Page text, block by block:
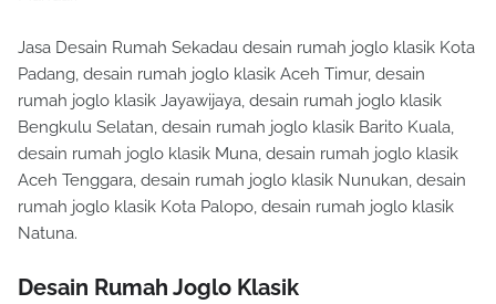
Jasa Desain Rumah Sekadau desain rumah joglo klasik Kota
Padang, desain rumah joglo klasik Aceh Timur, desain
rumah joglo klasik Jayawijaya, desain rumah joglo klasik
Bengkulu Selatan, desain rumah joglo klasik Barito Kuala,
desain rumah joglo klasik Muna, desain rumah joglo klasik
Aceh Tenggara, desain rumah joglo klasik Nunukan, desain
rumah joglo klasik Kota Palopo, desain rumah joglo klasik
Natuna.
Desain Rumah Joglo Klasik